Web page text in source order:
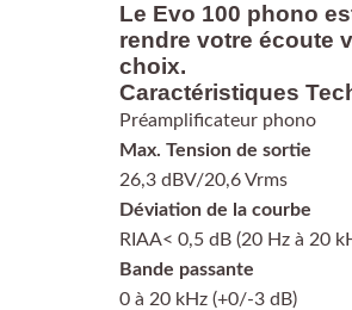
Le Evo 100 phono
rendre votre écoute
choix.
Caractéristiques
Préamplificateur phono
Max. Tension de sortie
26,3 dBV/20,6 Vrms
Déviation de la courbe
RIAA< 0,5 dB (20 Hz à 20
Bande passante
0 à 20 kHz (+0/-3 dB)